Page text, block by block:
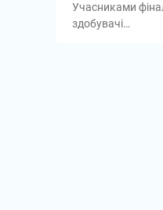
Учасниками
здобувачі…